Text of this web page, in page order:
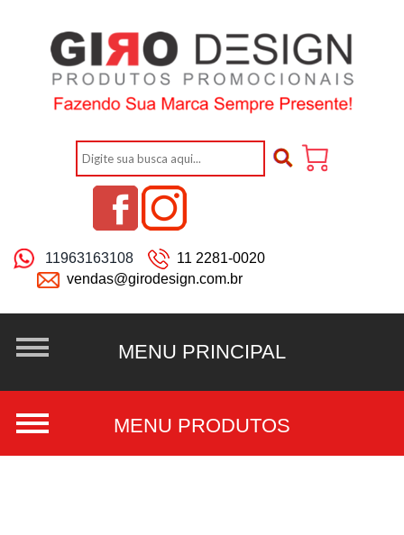
11963163108
11 2281-0020
vendas@girodesign.com.br